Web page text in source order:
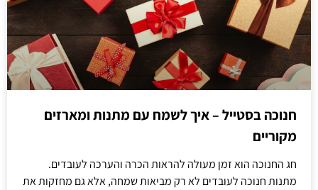
חנוכה בסטייל – איך לשמח עם מתנות ומארזים
מקוריים
חג החנוכה הוא זמן מעולה להראות הכרה והערכה לעובדים.
מתנות חנוכה לעובדים לא רק מביאות שמחה, אלא גם מחזקות את